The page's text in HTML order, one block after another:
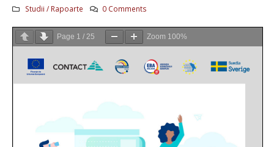
Studii / Rapoarte 0 Comments
Page 1 / 25 Zoom 100%